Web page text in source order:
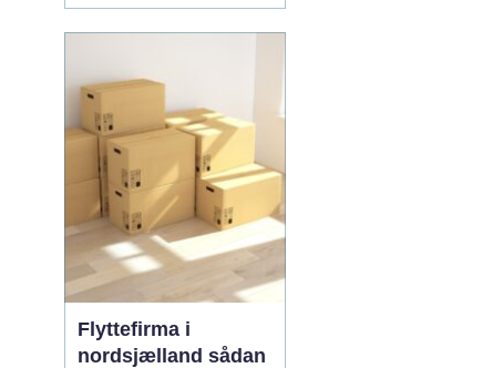
installatører en central
rolle i hverdagen, selv
om vi sjældent tænker
over det. Gennemgang
af varmea...
Flyttefirma i
nordsjælland sådan